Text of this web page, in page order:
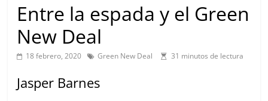
Entre la espada y el Green
New Deal
18 febrero, 2020 Green New Deal 31 minutos de lectura
Jasper Barnes